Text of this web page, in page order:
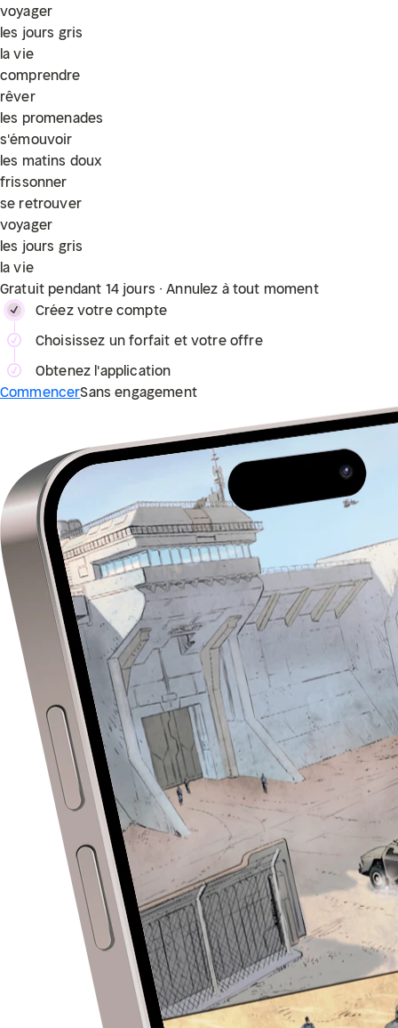
voyager
les jours gris
la vie
comprendre
rêver
les promenades
s'émouvoir
les matins doux
frissonner
se retrouver
voyager
les jours gris
la vie
Gratuit pendant 14 jours · Annulez à tout moment
Créez votre compte
Choisissez un forfait et votre offre
Obtenez l'application
CommencerSans engagement